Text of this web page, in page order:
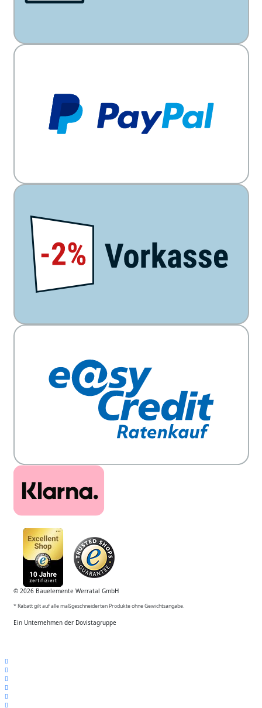
© 2026 Bauelemente Werratal GmbH
* Rabatt gilt auf alle maßgeschneiderten Produkte ohne Gewichtsangabe.
Ein Unternehmen der Dovistagruppe